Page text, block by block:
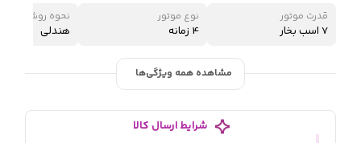
قدرت موتور
7 اسب بخار
نوع موتور
4 زمانه
نحوه روشن شدن
هندلی
مشاهده همه ویژگی‌ها
شرایط ارسال کالا